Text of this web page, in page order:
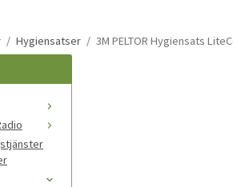
/ Hygiensatser / 3M PELTOR Hygiensats